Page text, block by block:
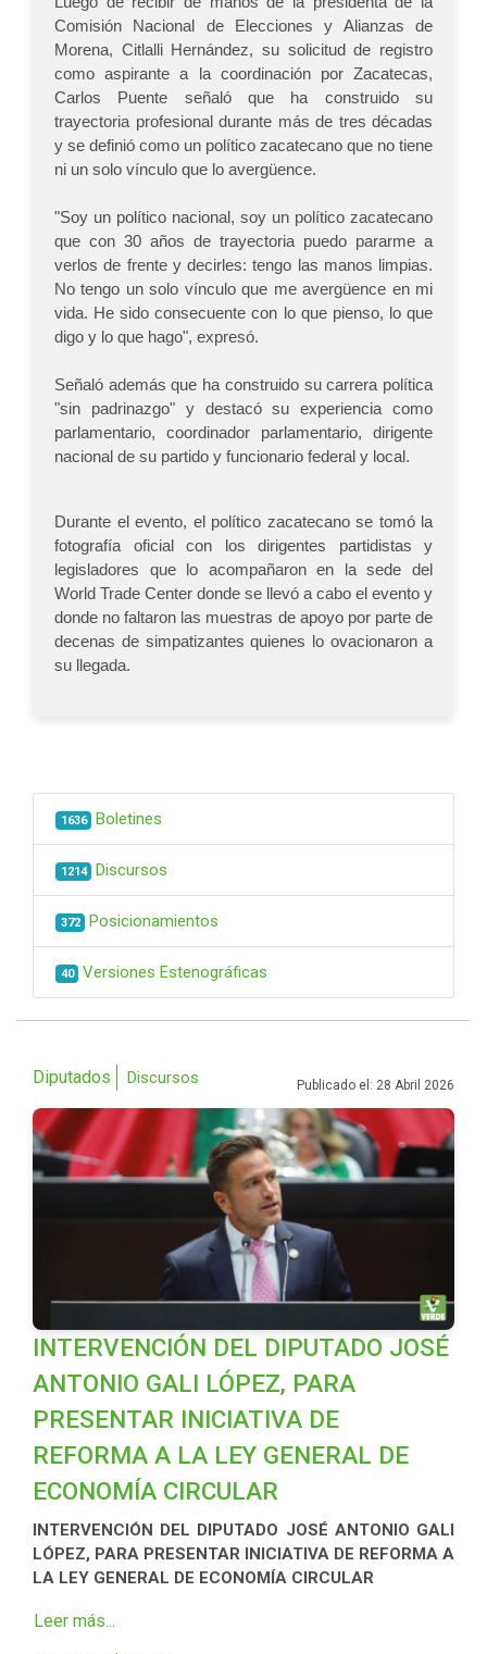
Comisión Nacional de Elecciones y Alianzas de
Morena, Citlalli Hernández, su solicitud de registro
como aspirante a la coordinación por Zacatecas,
Carlos Puente señaló que ha construido su
trayectoria profesional durante más de tres décadas
y se definió como un político zacatecano que no tiene
ni un solo vínculo que lo avergüence.
"Soy un político nacional, soy un político zacatecano
que con 30 años de trayectoria puedo pararme a
verlos de frente y decirles: tengo las manos limpias.
No tengo un solo vínculo que me avergüence en mi
vida. He sido consecuente con lo que pienso, lo que
digo y lo que hago", expresó.
Señaló además que ha construido su carrera política
"sin padrinazgo" y destacó su experiencia como
parlamentario, coordinador parlamentario, dirigente
nacional de su partido y funcionario federal y local.
Durante el evento, el político zacatecano se tomó la
fotografía oficial con los dirigentes partidistas y
legisladores que lo acompañaron en la sede del
World Trade Center donde se llevó a cabo el evento y
donde no faltaron las muestras de apoyo por parte de
decenas de simpatizantes quienes lo ovacionaron a
su llegada.
1636 Boletines
1214 Discursos
372 Posicionamientos
40 Versiones Estenográficas
Diputados Discursos Publicado el: 28 Abril 2026
INTERVENCIÓN DEL DIPUTADO JOSÉ
ANTONIO GALI LÓPEZ, PARA
PRESENTAR INICIATIVA DE
REFORMA A LA LEY GENERAL DE
ECONOMÍA CIRCULAR
INTERVENCIÓN DEL DIPUTADO JOSÉ ANTONIO GALI
LÓPEZ, PARA PRESENTAR INICIATIVA DE REFORMA A
LA LEY GENERAL DE ECONOMÍA CIRCULAR
Leer más...